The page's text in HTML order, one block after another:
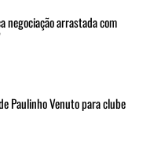
negociação arrastada com
Paulinho Venuto para clube